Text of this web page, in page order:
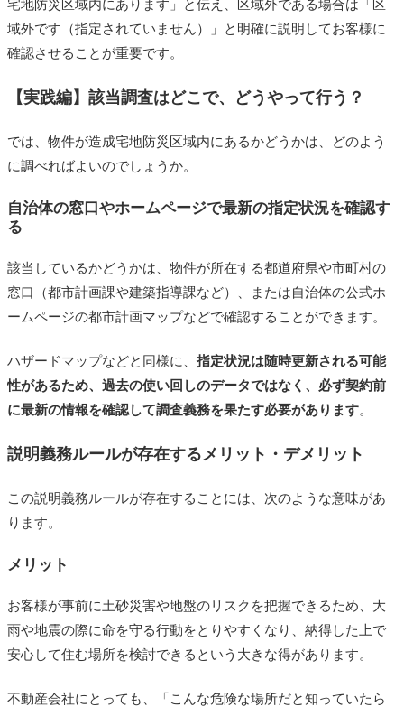
宅地防災区域内にあります」と伝え、区域外である場合は「区
域外です（指定されていません）」と明確に説明してお客様に
確認させることが重要です。
【実践編】該当調査はどこで、どうやって行う？
では、物件が造成宅地防災区域内にあるかどうかは、どのよう
に調べればよいのでしょうか。
自治体の窓口やホームページで最新の指定状況を確認す
る
該当しているかどうかは、物件が所在する都道府県や市町村の
窓口（都市計画課や建築指導課など）、または自治体の公式ホ
ームページの都市計画マップなどで確認することができます。
ハザードマップなどと同様に、 指定状況は随時更新される可能
性があるため、過去の使い回しのデータではなく、必ず契約前
に最新の情報を確認して調査義務を果たす必要があります。
説明義務ルールが存在するメリット・デメリット
この説明義務ルールが存在することには、次のような意味があ
ります。
メリット
お客様が事前に土砂災害や地盤のリスクを把握できるため、大
雨や地震の際に命を守る行動をとりやすくなり、納得した上で
安心して住む場所を検討できるという大きな得があります。
不動産会社にとっても、「こんな危険な場所だと知っていたら